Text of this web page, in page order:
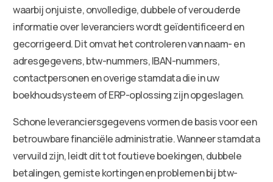
waarbij onjuiste, onvolledige, dubbele of verouderde
informatie over leveranciers wordt geïdentificeerd en
gecorrigeerd. Dit omvat het controleren van naam- en
adresgegevens, btw-nummers, IBAN-nummers,
contactpersonen en overige stamdata die in uw
boekhoudsysteem of ERP-oplossing zijn opgeslagen.
Schone leveranciersgegevens vormen de basis voor een
betrouwbare financiële administratie. Wanneer stamdata
vervuild zijn, leidt dit tot foutieve boekingen, dubbele
betalingen, gemiste kortingen en problemen bij btw-